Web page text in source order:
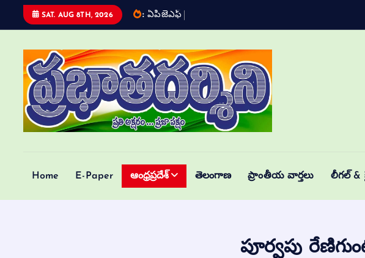
SAT. AUG 8TH, 2026 : ఏపజఎఫ
Home E-Paper ఆంధ్రప్రదేశ్ తెలంగాణ ప్రాంతీయ వార్తలు లీగల్ &
పూర్వపు